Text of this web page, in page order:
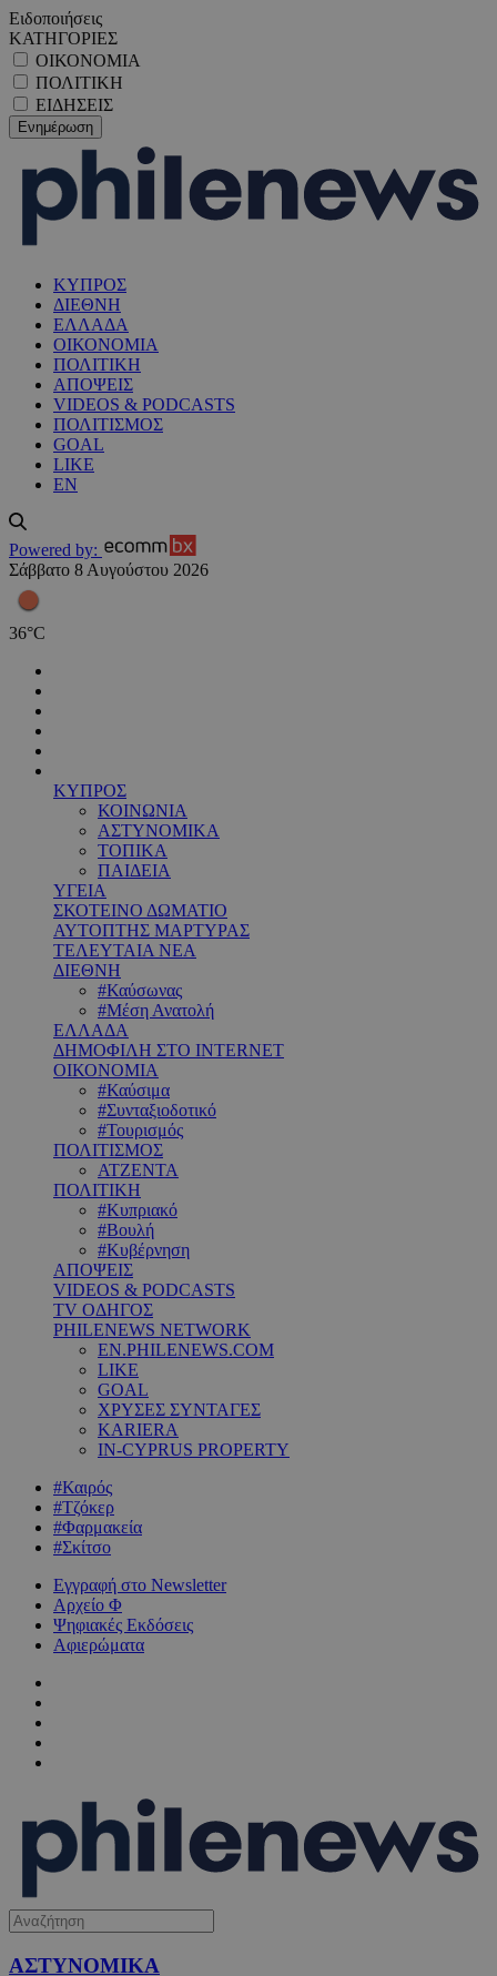
Ειδοποιήσεις
ΚΑΤΗΓΟΡΙΕΣ
ΟΙΚΟΝΟΜΙΑ
ΠΟΛΙΤΙΚΗ
ΕΙΔΗΣΕΙΣ
ΚΥΠΡΟΣ
ΔΙΕΘΝΗ
ΕΛΛΑΔΑ
ΟΙΚΟΝΟΜΙΑ
ΠΟΛΙΤΙΚΗ
ΑΠΟΨΕΙΣ
VIDEOS & PODCASTS
ΠΟΛΙΤΙΣΜΟΣ
GOAL
LIKE
EN
Powered by:
Σάββατο 8 Αυγούστου 2026
36°C
ΚΥΠΡΟΣ
ΚΟΙΝΩΝΙΑ
ΑΣΤΥΝΟΜΙΚΑ
ΤΟΠΙΚΑ
ΠΑΙΔΕΙΑ
ΥΓΕΙΑ
ΣΚΟΤΕΙΝΟ ΔΩΜΑΤΙΟ
ΑΥΤΟΠΤΗΣ ΜΑΡΤΥΡΑΣ
ΤΕΛΕΥΤΑΙΑ ΝΕΑ
ΔΙΕΘΝΗ
#Καύσωνας
#Μέση Ανατολή
ΕΛΛΑΔΑ
ΔΗΜΟΦΙΛΗ ΣΤΟ INTERNET
ΟΙΚΟΝΟΜΙΑ
#Καύσιμα
#Συνταξιοδοτικό
#Τουρισμός
ΠΟΛΙΤΙΣΜΟΣ
ΑΤΖΕΝΤΑ
ΠΟΛΙΤΙΚΗ
#Κυπριακό
#Βουλή
#Κυβέρνηση
ΑΠΟΨΕΙΣ
VIDEOS & PODCASTS
TV ΟΔΗΓΟΣ
PHILENEWS NETWORK
EN.PHILENEWS.COM
LIKE
GOAL
ΧΡΥΣΕΣ ΣΥΝΤΑΓΕΣ
KARIERA
IN-CYPRUS PROPERTY
#Καιρός
#Τζόκερ
#Φαρμακεία
#Σκίτσο
Εγγραφή στο Newsletter
Αρχείο Φ
Ψηφιακές Εκδόσεις
Αφιερώματα
ΑΣΤΥΝΟΜΙΚΑ